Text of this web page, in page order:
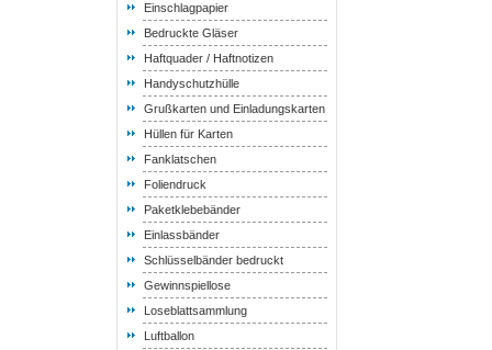
Einschlagpapier
Bedruckte Gläser
Haftquader / Haftnotizen
Handyschutzhülle
Grußkarten und Einladungskarten
Hüllen für Karten
Fanklatschen
Foliendruck
Paketklebebänder
Einlassbänder
Schlüsselbänder bedruckt
Gewinnspiellose
Loseblattsammlung
Luftballon